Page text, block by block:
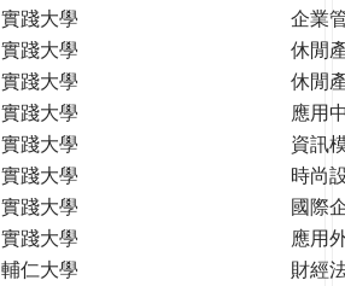
實踐大學
企業
實踐大學
休閒
實踐大學
休閒
實踐大學
應用
實踐大學
資訊
實踐大學
時尚
實踐大學
國際
實踐大學
應用
輔仁大學
財經